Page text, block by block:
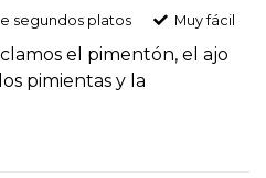
segundos platos Muy fácil
el pimentón, el ajo
pimientas y la